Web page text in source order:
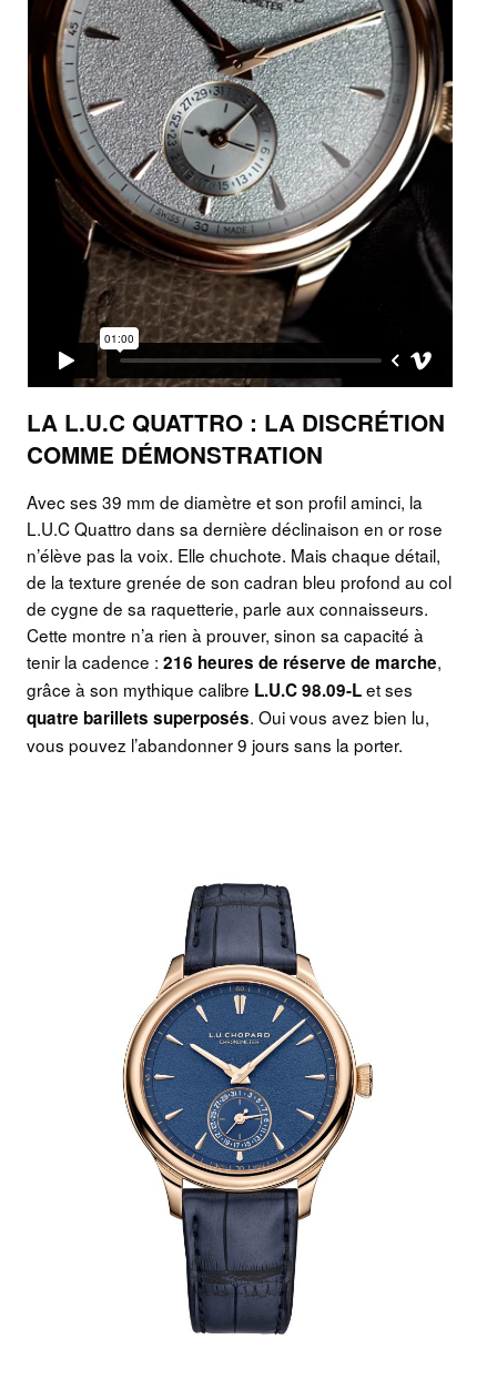
LA L.U.C QUATTRO : LA DISCRÉTION
COMME DÉMONSTRATION
Avec ses 39 mm de diamètre et son profil aminci, la
L.U.C Quattro dans sa dernière déclinaison en or rose
n’élève pas la voix. Elle chuchote. Mais chaque détail,
de la texture grenée de son cadran bleu profond au col
de cygne de sa raquetterie, parle aux connaisseurs.
Cette montre n’a rien à prouver, sinon sa capacité à
tenir la cadence : 216 heures de réserve de marche,
grâce à son mythique calibre L.U.C 98.09-Let ses
quatre barillets superposés. Oui vous avez bien lu,
vous pouvez l’abandonner 9 jours sans la porter.